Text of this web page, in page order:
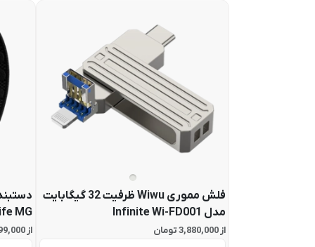
فلش مموری Wiwu ظرفیت 32 گیگابایت
مدل Infinite Wi-FD001
از 3,880,000 تومان
MG
از 67,799,000 تومان